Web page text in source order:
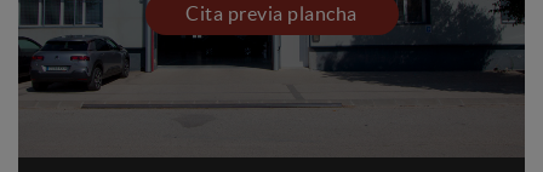
Cita previa plancha